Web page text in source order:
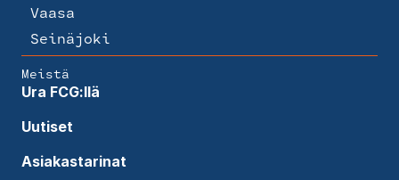
Vaasa
Seinäjoki
Meistä
Ura FCG:llä
Uutiset
Asiakastarinat